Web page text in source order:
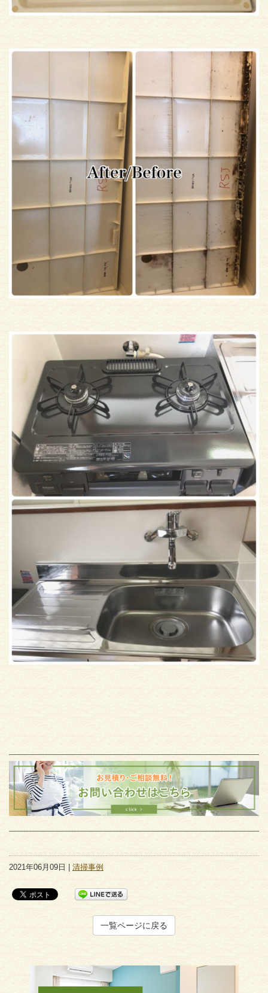
2021年06月09日 | 清掃事例
一覧ページに戻る